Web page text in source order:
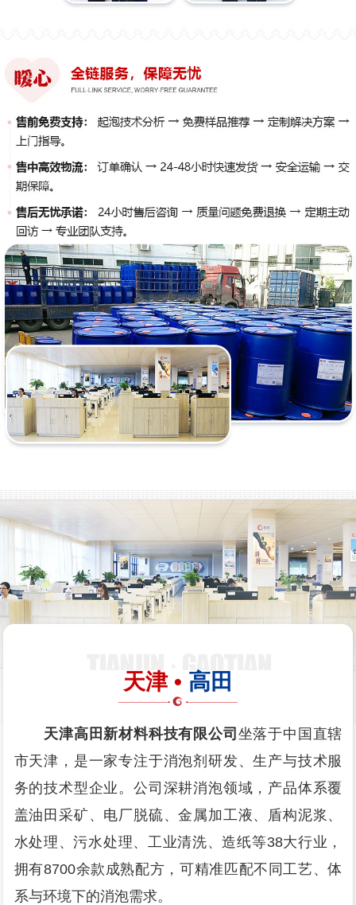
天津 • 高田
天津高田新材料科技有限公司 坐落于中国直辖
市天津，是一家专注于消泡剂研发、生产与技术服
务的技术型企业。公司深耕消泡领域，产品体系覆
盖油田采矿、电厂脱硫、金属加工液、盾构泥浆、
水处理、污水处理、工业清洗、造纸等38大行业，
拥有8700余款成熟配方，可精准匹配不同工艺、体
系与环境下的消泡需求。